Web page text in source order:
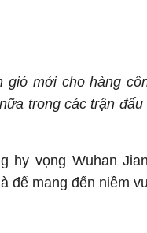
gió mới cho hàng
trong các trận đấu
hy vọng Wuhan
để mang đến niềm